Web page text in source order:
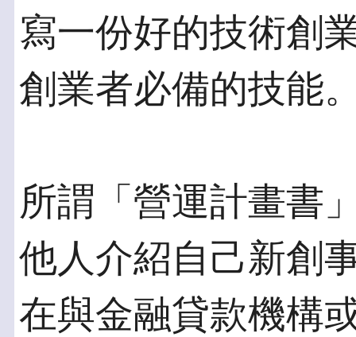
寫一份好的技術創
創業者必備的技能
所謂「營運計畫書
他人介紹自己新創
在與金融貸款機構